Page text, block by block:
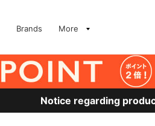
Brands More
Notice regarding